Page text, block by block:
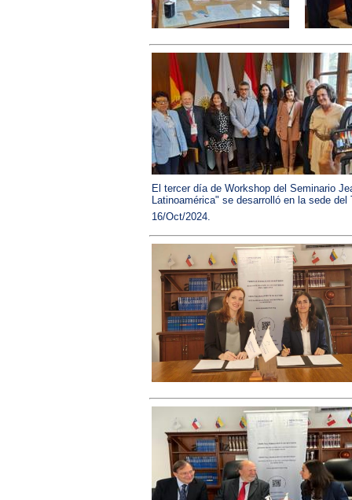
El tercer día de Workshop del Seminario
Latinoamérica" se desarrolló en la sede del
16/Oct/2024.